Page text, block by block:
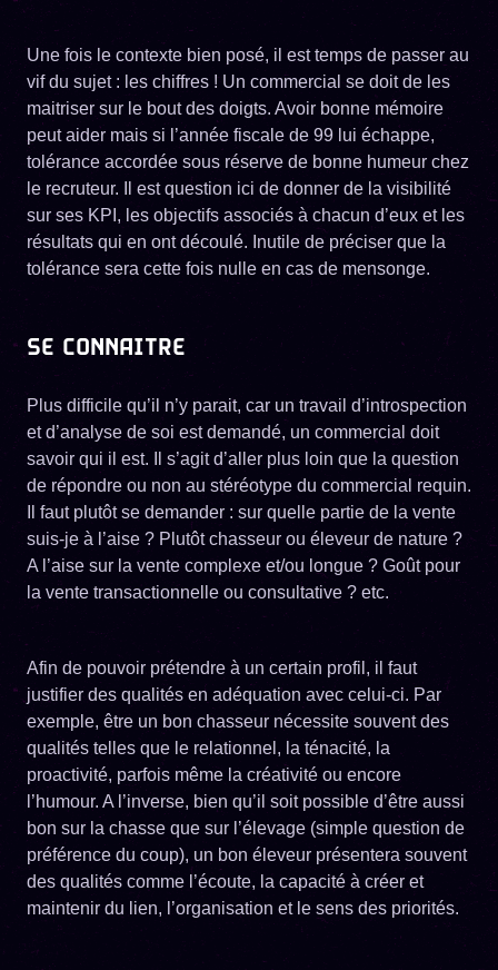
Une fois le contexte bien posé, il est temps de passer au
vif du sujet : les chiffres ! Un commercial se doit de les
maitriser sur le bout des doigts. Avoir bonne mémoire
peut aider mais si l’année fiscale de 99 lui échappe,
tolérance accordée sous réserve de bonne humeur chez
le recruteur. Il est question ici de donner de la visibilité
sur ses KPI, les objectifs associés à chacun d’eux et les
résultats qui en ont découlé. Inutile de préciser que la
tolérance sera cette fois nulle en cas de mensonge.
SE CONNAITRE
Plus difficile qu’il n’y parait, car un travail d’introspection
et d’analyse de soi est demandé, un commercial doit
savoir qui il est. Il s’agit d’aller plus loin que la question
de répondre ou non au stéréotype du commercial requin.
Il faut plutôt se demander : sur quelle partie de la vente
suis-je à l’aise ? Plutôt chasseur ou éleveur de nature ?
A l’aise sur la vente complexe et/ou longue ? Goût pour
la vente transactionnelle ou consultative ? etc.
Afin de pouvoir prétendre à un certain profil, il faut
justifier des qualités en adéquation avec celui-ci. Par
exemple, être un bon chasseur nécessite souvent des
qualités telles que le relationnel, la ténacité, la
proactivité, parfois même la créativité ou encore
l’humour. A l’inverse, bien qu’il soit possible d’être aussi
bon sur la chasse que sur l’élevage (simple question de
préférence du coup), un bon éleveur présentera souvent
des qualités comme l’écoute, la capacité à créer et
maintenir du lien, l’organisation et le sens des priorités.